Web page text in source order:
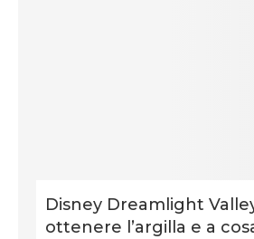
Disney Dreamlight
ottenere l’argilla e a